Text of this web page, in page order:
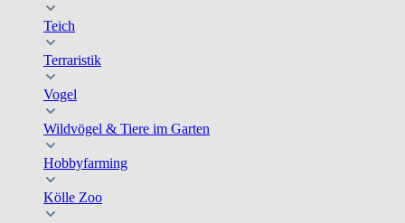
Teich
Terraristik
Vogel
Wildvögel & Tiere im Garten
Hobbyfarming
Kölle Zoo